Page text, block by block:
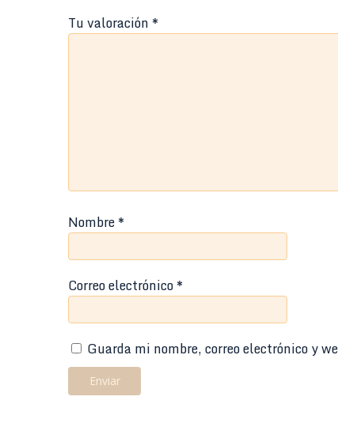
Tu valoración *
Nombre*
Correo electrónico*
Guarda mi nombre, correo electrónico y